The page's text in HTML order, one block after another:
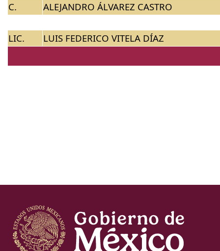
C.
ALEJANDRO ÁLVAREZ CASTRO
LIC. LUIS FEDERICO VITELA DÍAZ